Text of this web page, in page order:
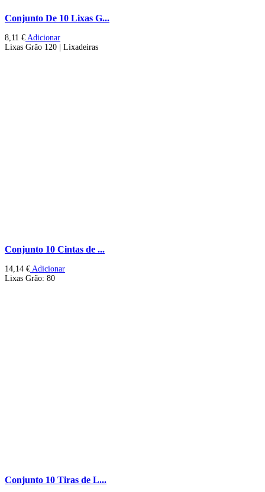
Conjunto De 10 Lixas G...
8,11 € Adicionar
Lixas Grão 120 | Lixadeiras
Conjunto 10 Cintas de ...
14,14 € Adicionar
Lixas Grão: 80
Conjunto 10 Tiras de L...